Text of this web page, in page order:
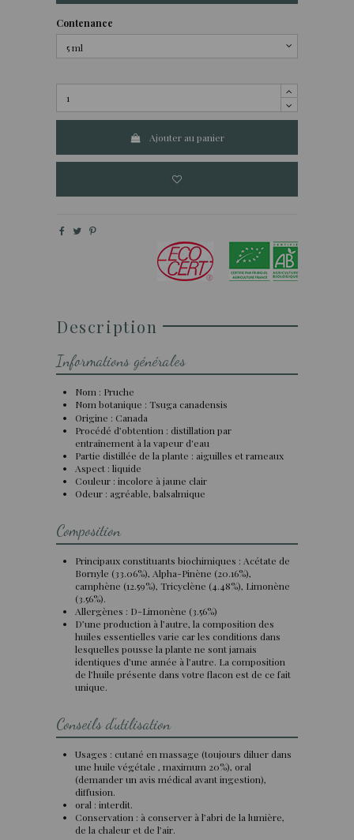
Contenance
Ajouter au panier
Description
Informations générales
Nom : Pruche
Nom botanique : Tsuga canadensis
Origine : Canada
Procédé d’obtention : distillation par
entraînement à la vapeur d'eau
Partie distillée de la plante : aiguilles et rameaux
Aspect : liquide
Couleur : incolore à jaune clair
Odeur : agréable, balsalmique
Composition
Principaux constituants biochimiques : Acétate de
Bornyle (33.06%), Alpha-Pinène (20.16%),
camphène (12.59%), Tricyclène (4.48%), Limonène
(3.56%).
Allergènes : D-Limonène (3.56%)
D’une production à l’autre, la composition des
huiles essentielles varie car les conditions dans
lesquelles pousse la plante ne sont jamais
identiques d’une année à l’autre. La composition
de l’huile présente dans votre flacon est de ce fait
unique.
Conseils d'utilisation
Usages : cutané en massage (toujours diluer dans
une huile végétale , maximum 20%), oral
(demander un avis médical avant ingestion),
diffusion.
oral : interdit.
Conservation : à conserver à l’abri de la lumière,
de la chaleur et de l’air.